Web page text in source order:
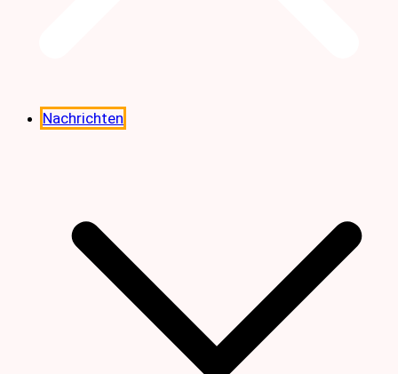
Nachrichten